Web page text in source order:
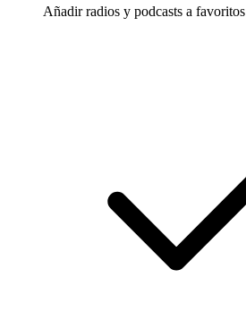
Añadir radios y podcasts a favoritos